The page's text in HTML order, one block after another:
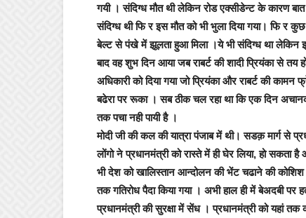
गयी । संदिग्ध मौत थी लेकिन रोड एक्सीडेन्ट के कारण
संदिग्ध थी फि र इस मौत को भी भुला दिया गया। फि र
बेल्ट से पंखे में झूलता हुआ मिला ।ये भी संदिग्ध था लेकिन
बाद वह शुभ दिन आया जब राबर्ट की शादी प्रियंका से तय
अधिकारी को दिया गया जो प्रियंका और राबर्ट की
बढेरा पर रूका । सब ठीक चल रहा था कि एक दिन
तक पचा नही पायी है ।
मोदी जी की कल की यात्रा पंजाब में थी। सडक़ मार्ग से
लोंगो ने प्रधानमंत्री को रास्ते में ही घेर लिया, हो
भी देश को खालिस्तान आन्दोलन की भेंट चढाने की
तक गतिरोध पैदा किया गया । अभी हाल ही में बेअदबी
प्रधानमंत्री की सुरक्षा में सेंध । प्रधानमंत्री को यहां